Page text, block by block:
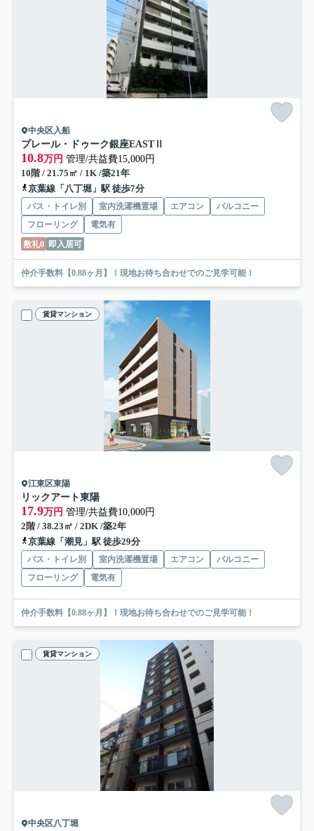
中央区入船
プレール・ドゥーク銀座EASTⅡ
10.8万円 管理/共益費15,000円
10階 / 21.75㎡ / 1K /築21年
京葉線「八丁堀」駅 徒歩7分
バス・トイレ別 室内洗濯機置場 エアコン
バルコニー
フローリング
電気有
敷礼0 即入居可
仲介手数料【0.88ヶ月】！現地お待ち合わせでのご見学可能！
賃貸マンション
江東区東陽
リックアート東陽
17.9万円 管理/共益費10,000円
2階 / 38.23㎡ / 2DK /築2年
京葉線「潮見」駅 徒歩29分
バス・トイレ別 室内洗濯機置場 エアコン
バルコニー
フローリング
電気有
仲介手数料【0.88ヶ月】！現地お待ち合わせでのご見学可能！
賃貸マンション
中央区八丁堀